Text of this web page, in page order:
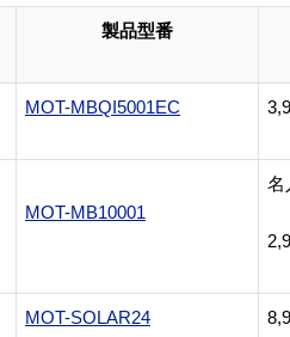
製品型番
MOT-MBQI5001EC
MOT-MB10001
名
MOT-SOLAR24